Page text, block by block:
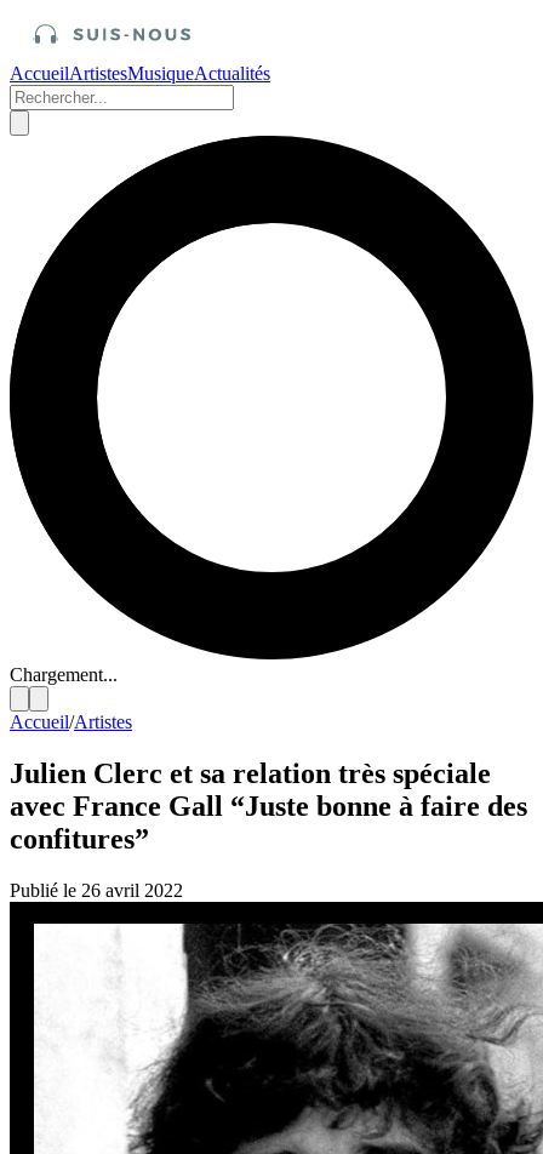
AccueilArtistesMusiqueActualités
Artistes
Julien Clerc et sa relation très spéciale
avec France Gall “Juste bonne à faire des
confitures”
Publié le 26 avril 2022